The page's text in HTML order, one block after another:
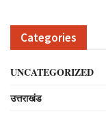
Categories
UNCATEGORIZED
उत्तराखंड